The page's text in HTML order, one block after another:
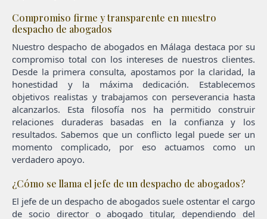
Compromiso firme y transparente en nuestro
despacho de abogados
Nuestro despacho de abogados en Málaga destaca por su
compromiso total con los intereses de nuestros clientes.
Desde la primera consulta, apostamos por la claridad, la
honestidad y la máxima dedicación. Establecemos
objetivos realistas y trabajamos con perseverancia hasta
alcanzarlos. Esta filosofía nos ha permitido construir
relaciones duraderas basadas en la confianza y los
resultados. Sabemos que un conflicto legal puede ser un
momento complicado, por eso actuamos como un
verdadero apoyo.
¿Cómo se llama el jefe de un despacho de abogados?
El jefe de un despacho de abogados suele ostentar el cargo
de socio director o abogado titular, dependiendo del